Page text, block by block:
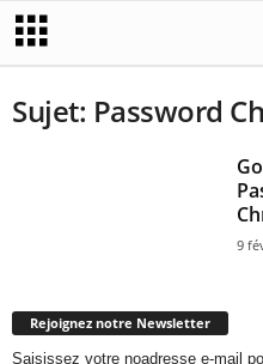
Sujet: Password
9
Rejoignez notre Newsletter
Saisissez votre noadresse e-mail